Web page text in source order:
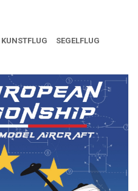
KUNSTFLUG
SEGELFLUG